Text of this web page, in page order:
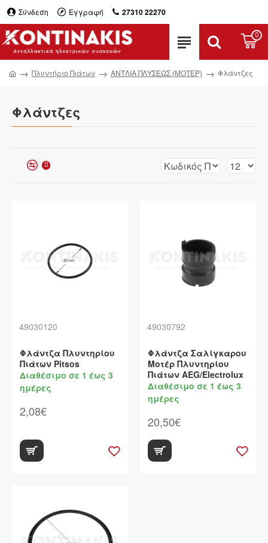
Σύνδεση Εγγραφή 27310 22270
0
Πλυντήριο Πιάτων ΑΝΤΛΙΑ ΠΛΥΣΕΩΣ (ΜΟΤΕΡ) Φλάντζες
Φλάντζες
0
49030120
Φλάντζα Πλυντηρίου
Πιάτων Pitsos
Διαθέσιμο σε 1 έως 3
ημέρες
2,08€
49030792
Φλάντζα Σαλίγκαρου
Μοτέρ Πλυντηρίου
Πιάτων AEG/Electrolux
Διαθέσιμο σε 1 έως 3
ημέρες
20,50€